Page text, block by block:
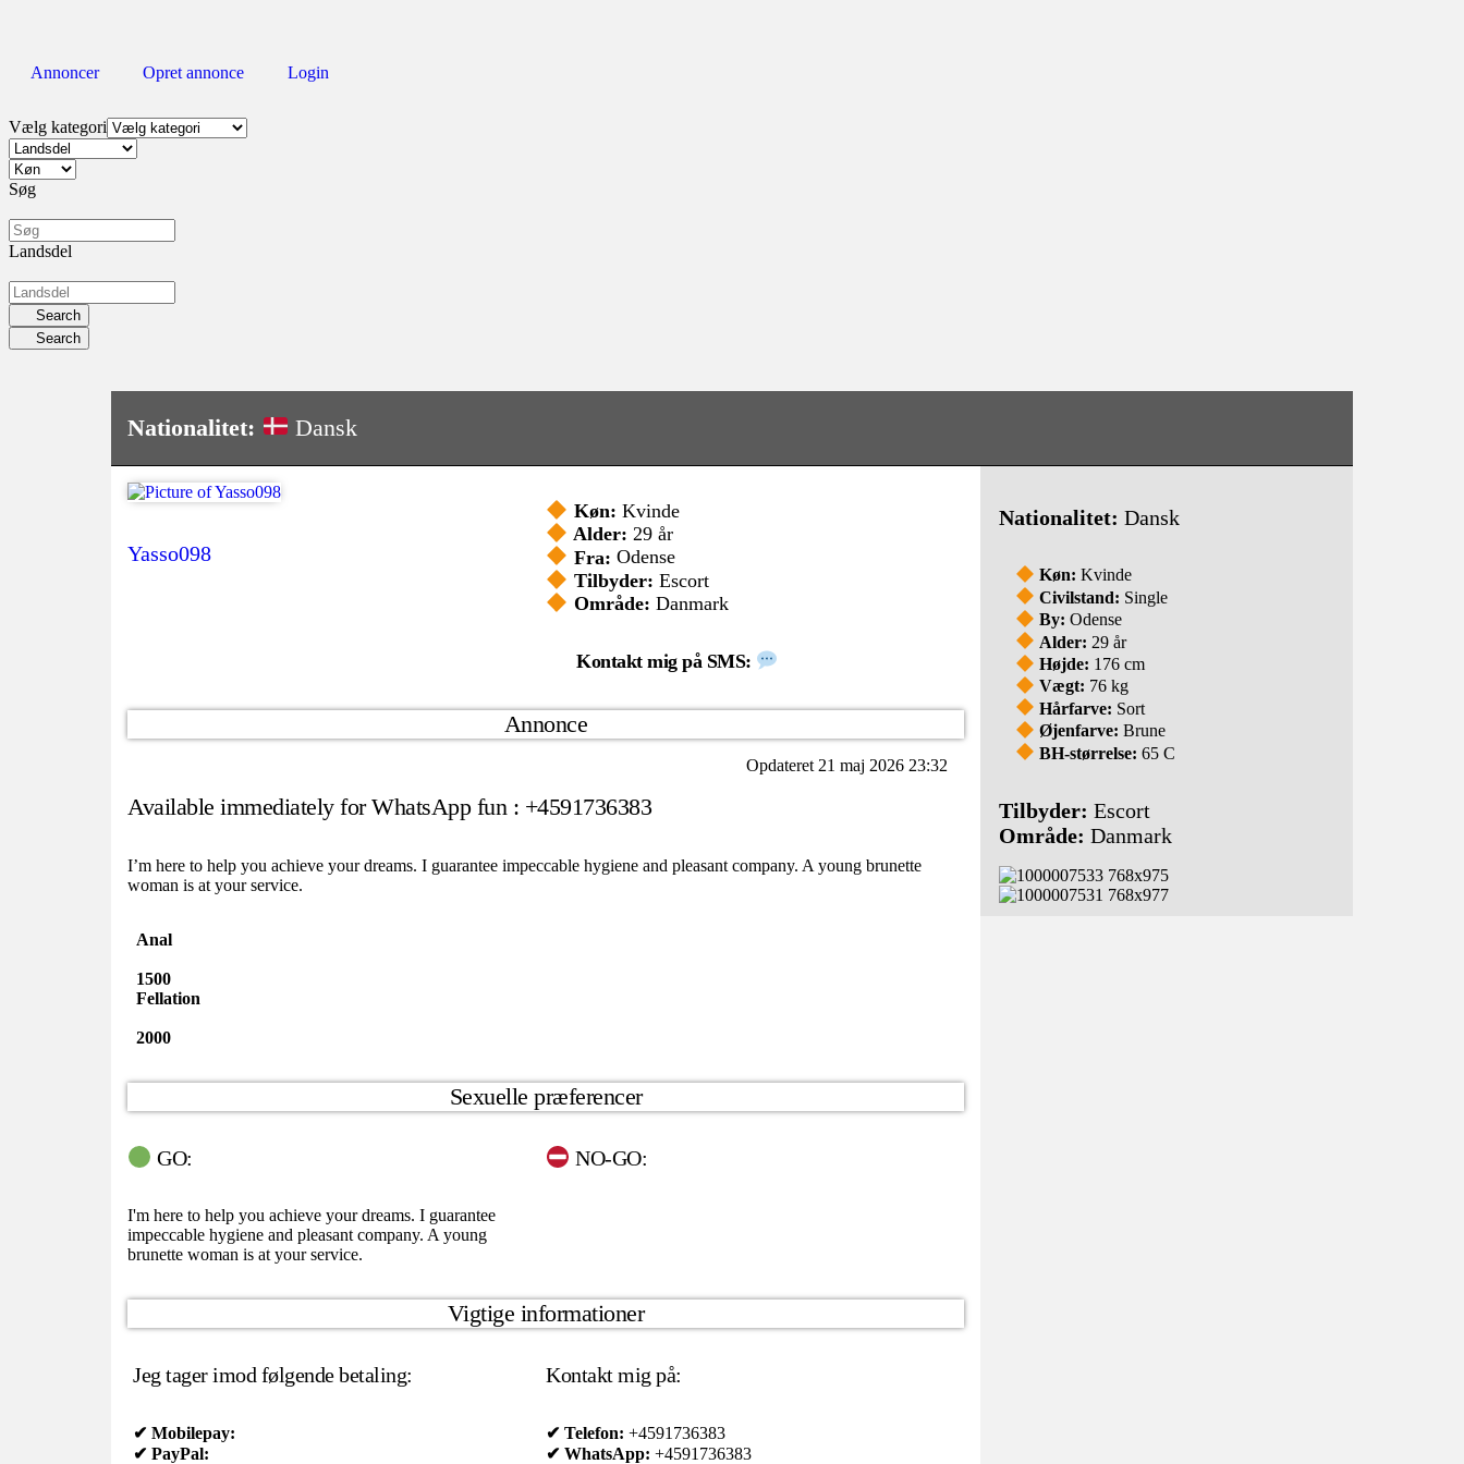
Annoncer Opret annonce Login
Vælg kategori
Søg
Landsdel
Search
Search
Nationalitet: Dansk
Yasso098
Køn: Kvinde
Alder: 29 år
Fra: Odense
Tilbyder: Escort
Område: Danmark
Kontakt mig på SMS:
Annonce
Opdateret 21 maj 2026 23:32
Available immediately for WhatsApp fun : +4591736383
I’m here to help you achieve your dreams. I guarantee impeccable hygiene and pleasant company. A young brunette
woman is at your service.
Anal
1500
Fellation
2000
Sexuelle præferencer
GO:
I'm here to help you achieve your dreams. I guarantee
impeccable hygiene and pleasant company. A young
brunette woman is at your service.
NO-GO:
Vigtige informationer
Jeg tager imod følgende betaling:
✔ Mobilepay:
✔ PayPal:
Kontakt mig på:
✔ Telefon: +4591736383
✔ WhatsApp: +4591736383
Nationalitet: Dansk
Køn:Kvinde
Civilstand: Single
By:Odense
Alder: 29 år
Højde: 176 cm
Vægt: 76 kg
Hårfarve: Sort
Øjenfarve:Brune
BH-størrelse:65 C
Tilbyder: Escort
Område: Danmark